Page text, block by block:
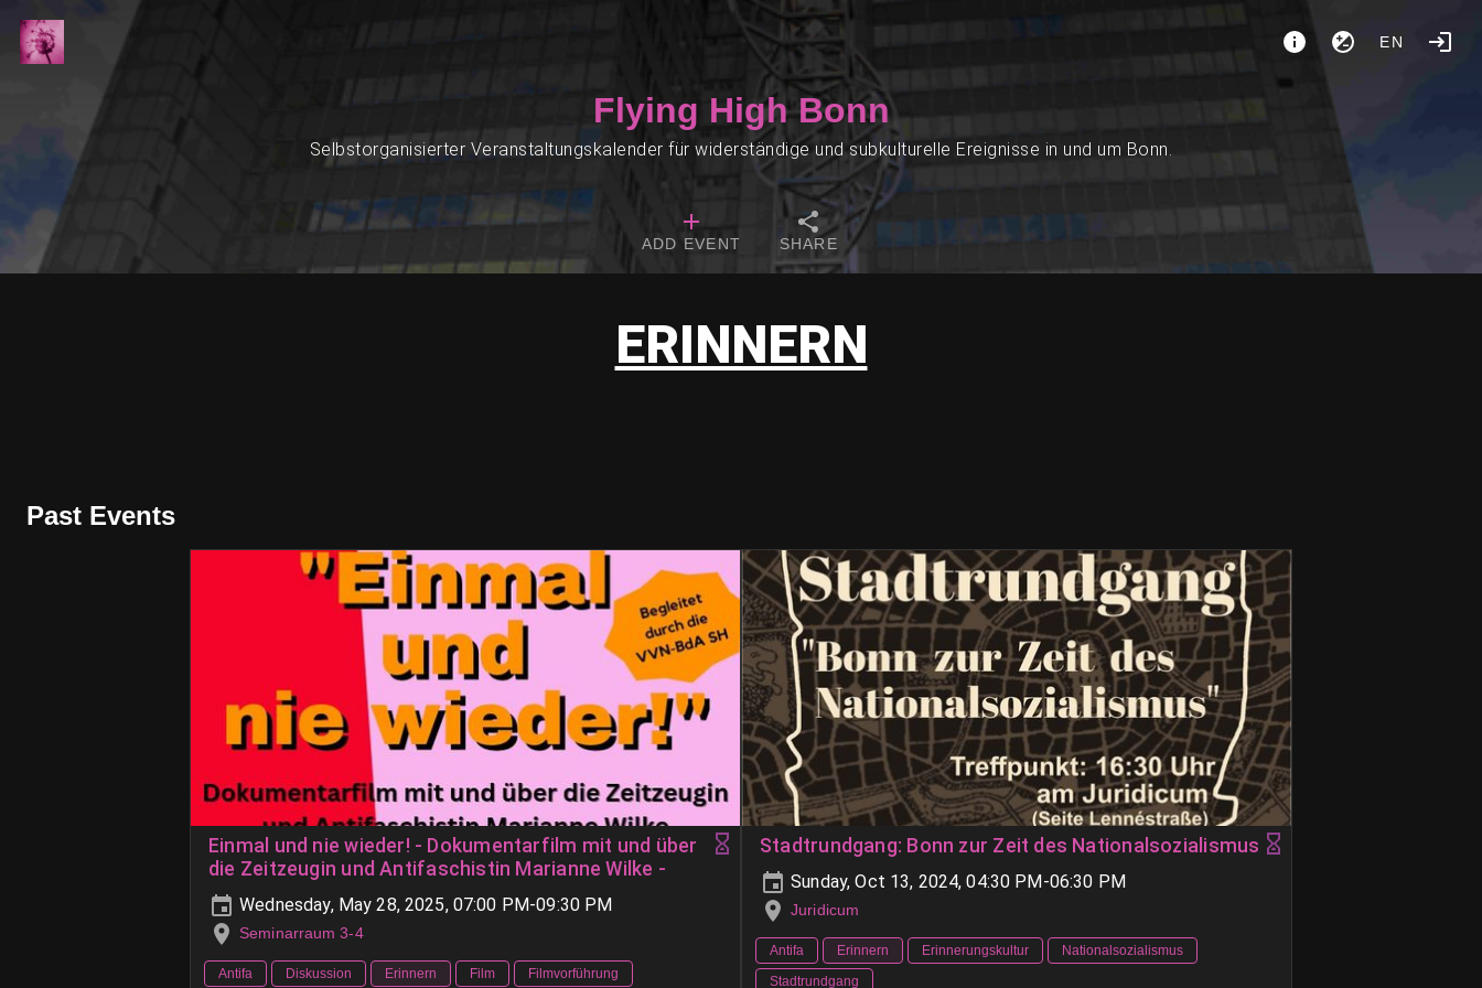
EN
Flying High Bonn
Selbstorganisierter Veranstaltungskalender für widerständige und subkulturelle Ereignisse in und um Bonn.
ADD EVENT SHARE
ERINNERN
Past Events
Einmal und nie wieder! - Dokumentarfilm mit und über
die Zeitzeugin und Antifaschistin Marianne Wilke -
Wednesday, May 28, 2025, 07:00 PM-09:30 PM
Seminarraum 3-4
Antifa Diskussion Erinnern Film Filmvorführung
Stadtrundgang: Bonn zur Zeit des Nationalsozialismus
Sunday, Oct 13, 2024, 04:30 PM-06:30 PM
Juridicum
Antifa Erinnern Erinnerungskultur
Nationalsozialismus
Stadtrundgang